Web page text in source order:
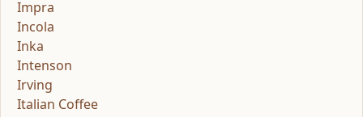
Impra
Incola
Inka
Intenson
Irving
Italian Coffee